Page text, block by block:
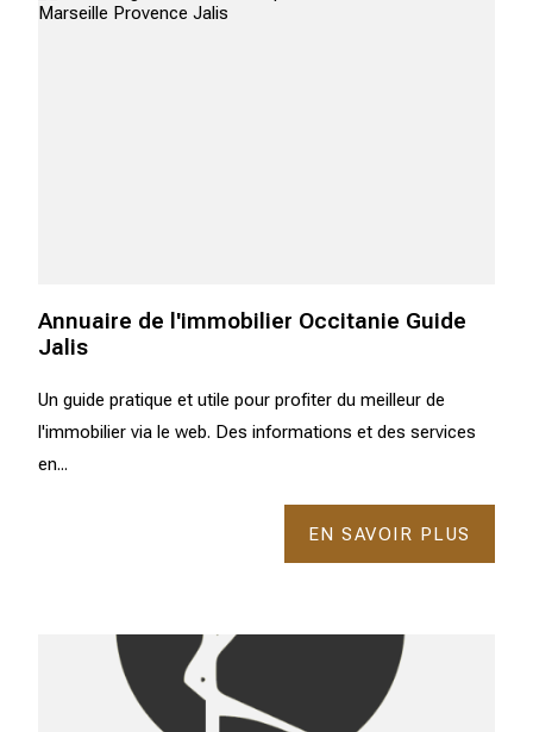
Annuaire de l'immobilier Occitanie Guide
Jalis
Un guide pratique et utile pour profiter du meilleur de
l'immobilier via le web. Des informations et des services
en...
EN SAVOIR PLUS